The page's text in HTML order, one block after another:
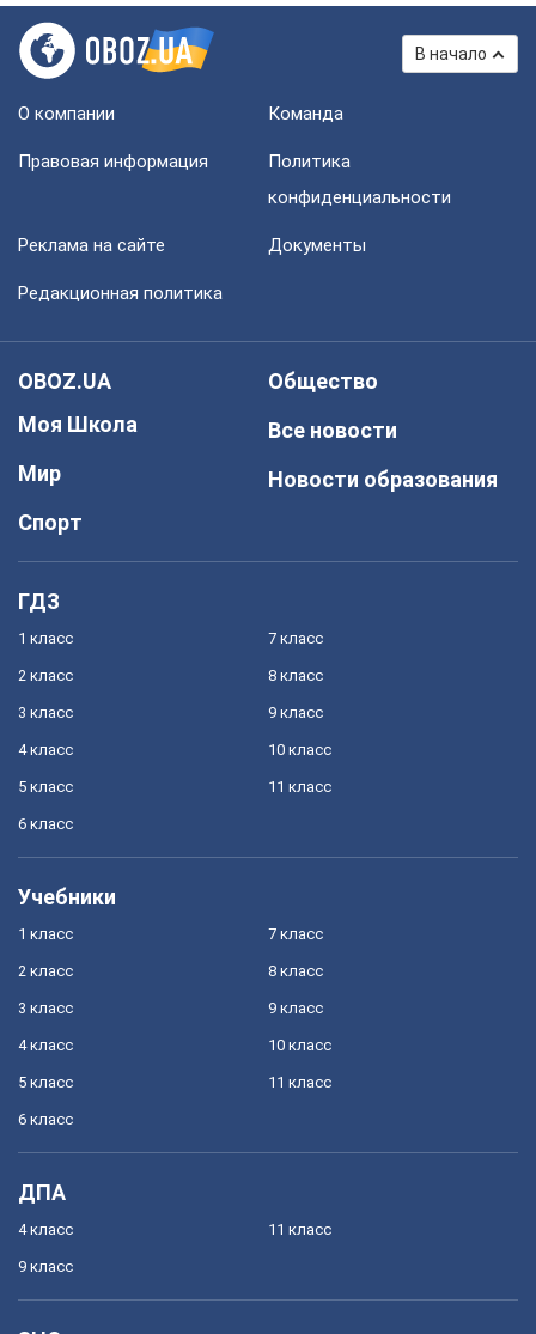
В начало
О компании Команда
Правовая информация
Политика
конфиденциальности
Реклама на сайте Документы
Редакционная политика
OBOZ.UA
Моя Школа
Мир
Спорт
Общество
Все новости
Новости образования
ГДЗ
1 класс
2 класс
3 класс
4 класс
5 класс
6 класс
7 класс
8 класс
9 класс
10 класс
11 класс
Учебники
1 класс
2 класс
3 класс
4 класс
5 класс
6 класс
7 класс
8 класс
9 класс
10 класс
11 класс
ДПА
4 класс
9 класс
11 класс